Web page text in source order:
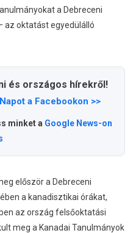
a Debreceni
az oktatást egyedülálló
és országos hírekről!
a Facebookon >>
minket a Google News-on
először a Debreceni
a kanadisztikai órákat,
az ország felsőoktatási
meg a Kanadai Tanulmányok